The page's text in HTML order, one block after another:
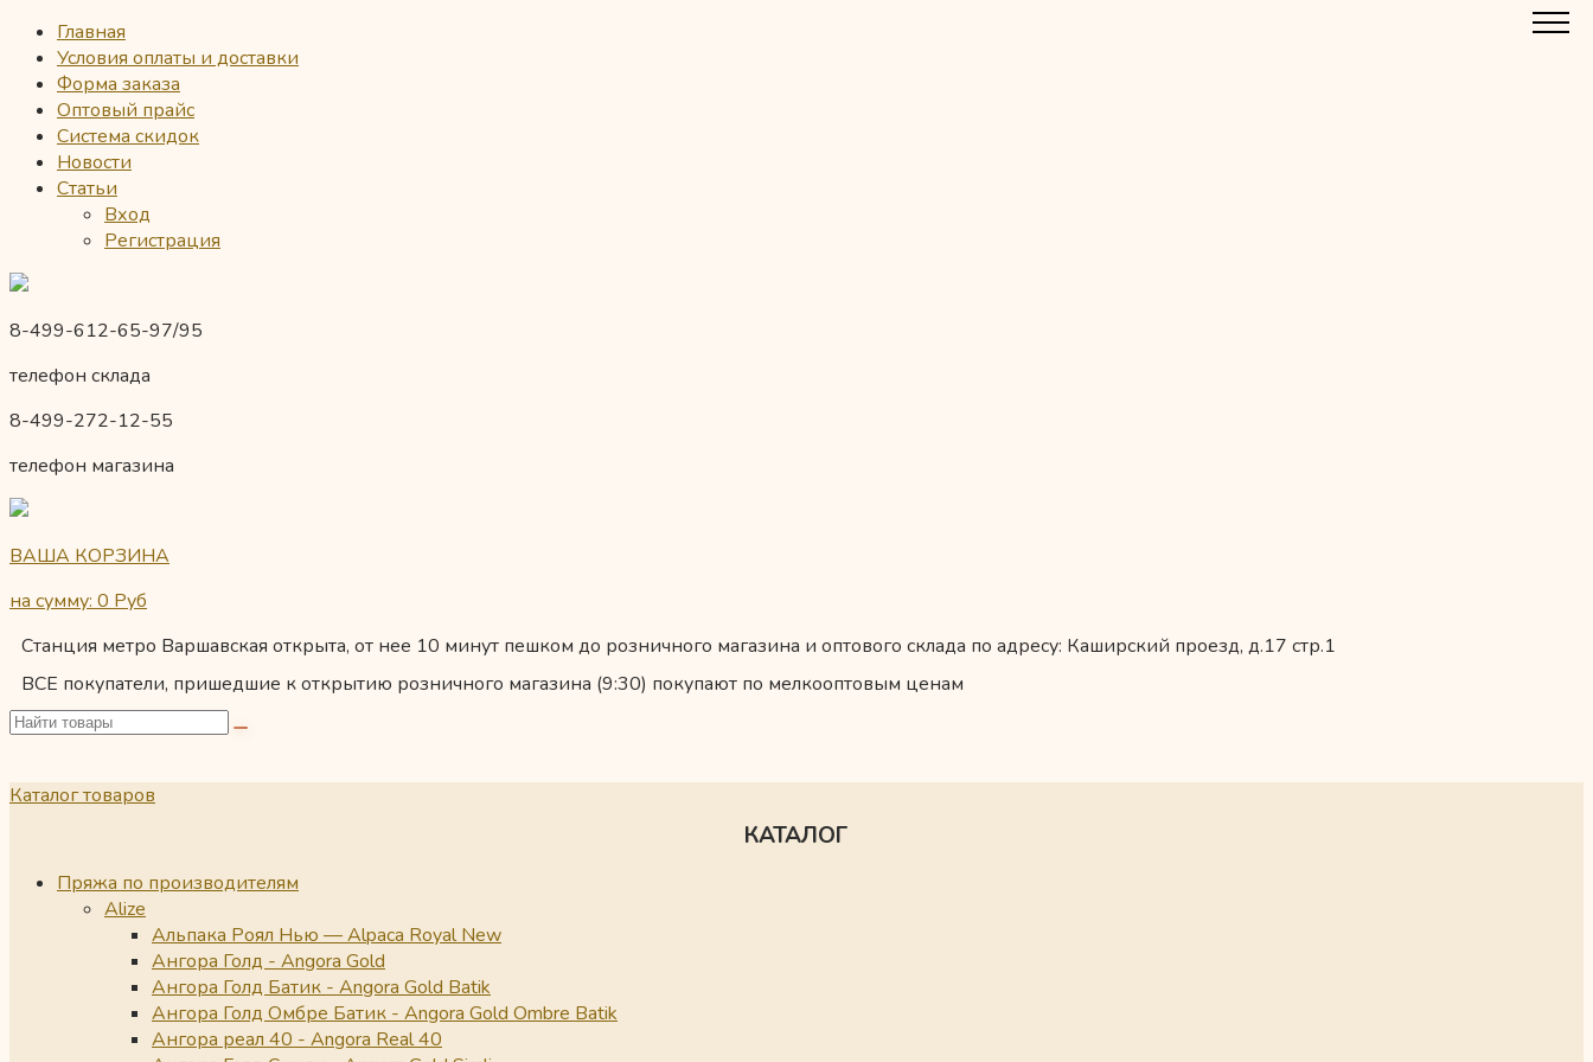
Главная
Условия оплаты и доставки
Форма заказа
Оптовый прайс
Система скидок
Новости
Статьи
Вход
Регистрация
8-499-612-65-97/95
телефон склада
8-499-272-12-55
телефон магазина
ВАША КОРЗИНА
на сумму: 0 Руб
Станция метро Варшавская открыта, от нее 10 минут пешком до розничного магазина и оптового склада по адресу: Каширский проезд, д.17 стр.1
ВСЕ покупатели, пришедшие к открытию розничного магазина (9:30) покупают по мелкооптовым ценам
Каталог товаров
КАТАЛОГ
Пряжа по производителям
Alize
Альпака Роял Нью — Alpaca Royal New
Ангора Голд - Angora Gold
Ангора Голд Батик - Angora Gold Batik
Ангора Голд Омбре Батик - Angora Gold Ombre Batik
Ангора реал 40 - Angora Real 40